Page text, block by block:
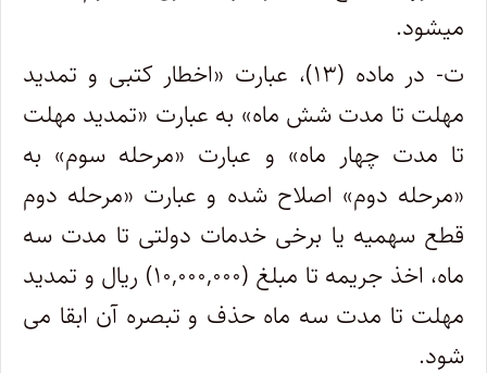
میشود.
ت- در ماده (۱۳)، عبارت «اخطار کتبی و تمدید
مهلت تا مدت شش ماه» به عبارت «تمدید مهلت
تا مدت چهار ماه» و عبارت «مرحله سوم» به
«مرحله دوم» اصلاح شده و عبارت «مرحله دوم
قطع سهمیه یا برخی خدمات دولتی تا مدت سه
ماه، اخذ جریمه تا مبلغ (۱۰,۰۰۰,۰۰۰) ریال و تمدید
مهلت تا مدت سه ماه حذف و تبصره آن ابقا می
شود.